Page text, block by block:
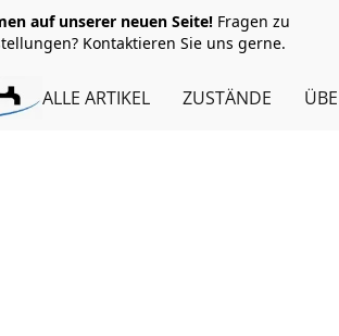
auf unserer neuen Seite! Fragen zu
Kontaktieren Sie uns gerne.
ALLE ARTIKEL ZUSTÄNDE